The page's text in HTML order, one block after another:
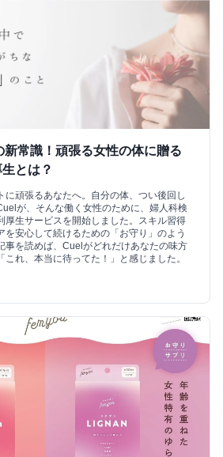
新常識！頑張る女性の体に贈る
とは？
に頑張るあなたへ。自分の体、つい後回し
が、そんな働く女性のために、婦人科検
厚生サービスを開始しました。スキル習得
を安心して続けるための「お守り」のよう
事を読めば、Cuelがどれだけあなたの味方
れ、本当に待ってた！」と感じました。